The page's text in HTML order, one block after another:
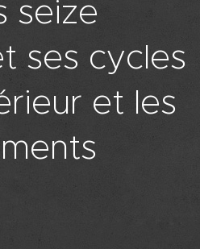
seize
ses cycles
et les